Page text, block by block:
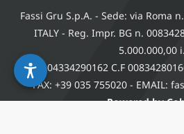
Fassi Gru S.p.A. - Sede: via Roma
ITALY - Reg. Impr. BG n.
5.000.000,00
P. IVA 04334290162 C.F
FAX: +39 035 755020 - EMAIL:
Powered by